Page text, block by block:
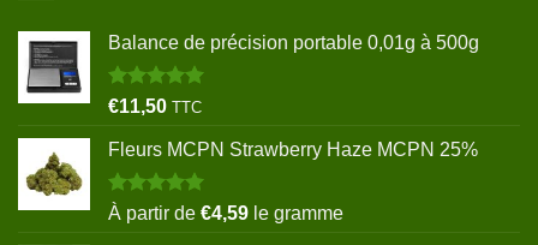
Balance de précision portable 0,01g à 500g
Note5.00
€11,50 TTC
Fleurs MCPN Strawberry Haze MCPN 25%
Note5.00
sur 5
À partir de €4,59 le gramme